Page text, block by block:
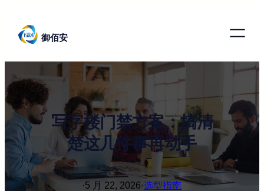
御佰安
写字楼门禁方案：搞清
楚这几件事再动手
·5 月 22, 2026·选型指南